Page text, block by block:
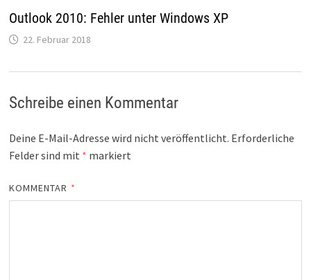
Outlook 2010: Fehler unter Windows XP
22. Februar 2018
Schreibe einen Kommentar
Deine E-Mail-Adresse wird nicht veröffentlicht. Erforderliche
Felder sind mit * markiert
KOMMENTAR *